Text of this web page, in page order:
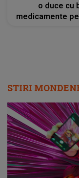
o duce cu
medicamente
STIRI